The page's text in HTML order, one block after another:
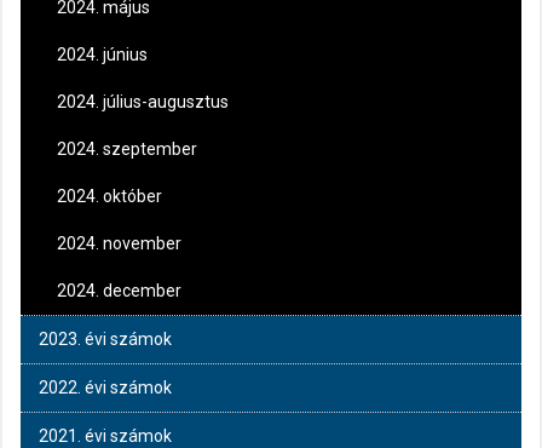
2024. május
2024. június
2024. július-augusztus
2024. szeptember
2024. október
2024. november
2024. december
2023. évi számok
2022. évi számok
2021. évi számok